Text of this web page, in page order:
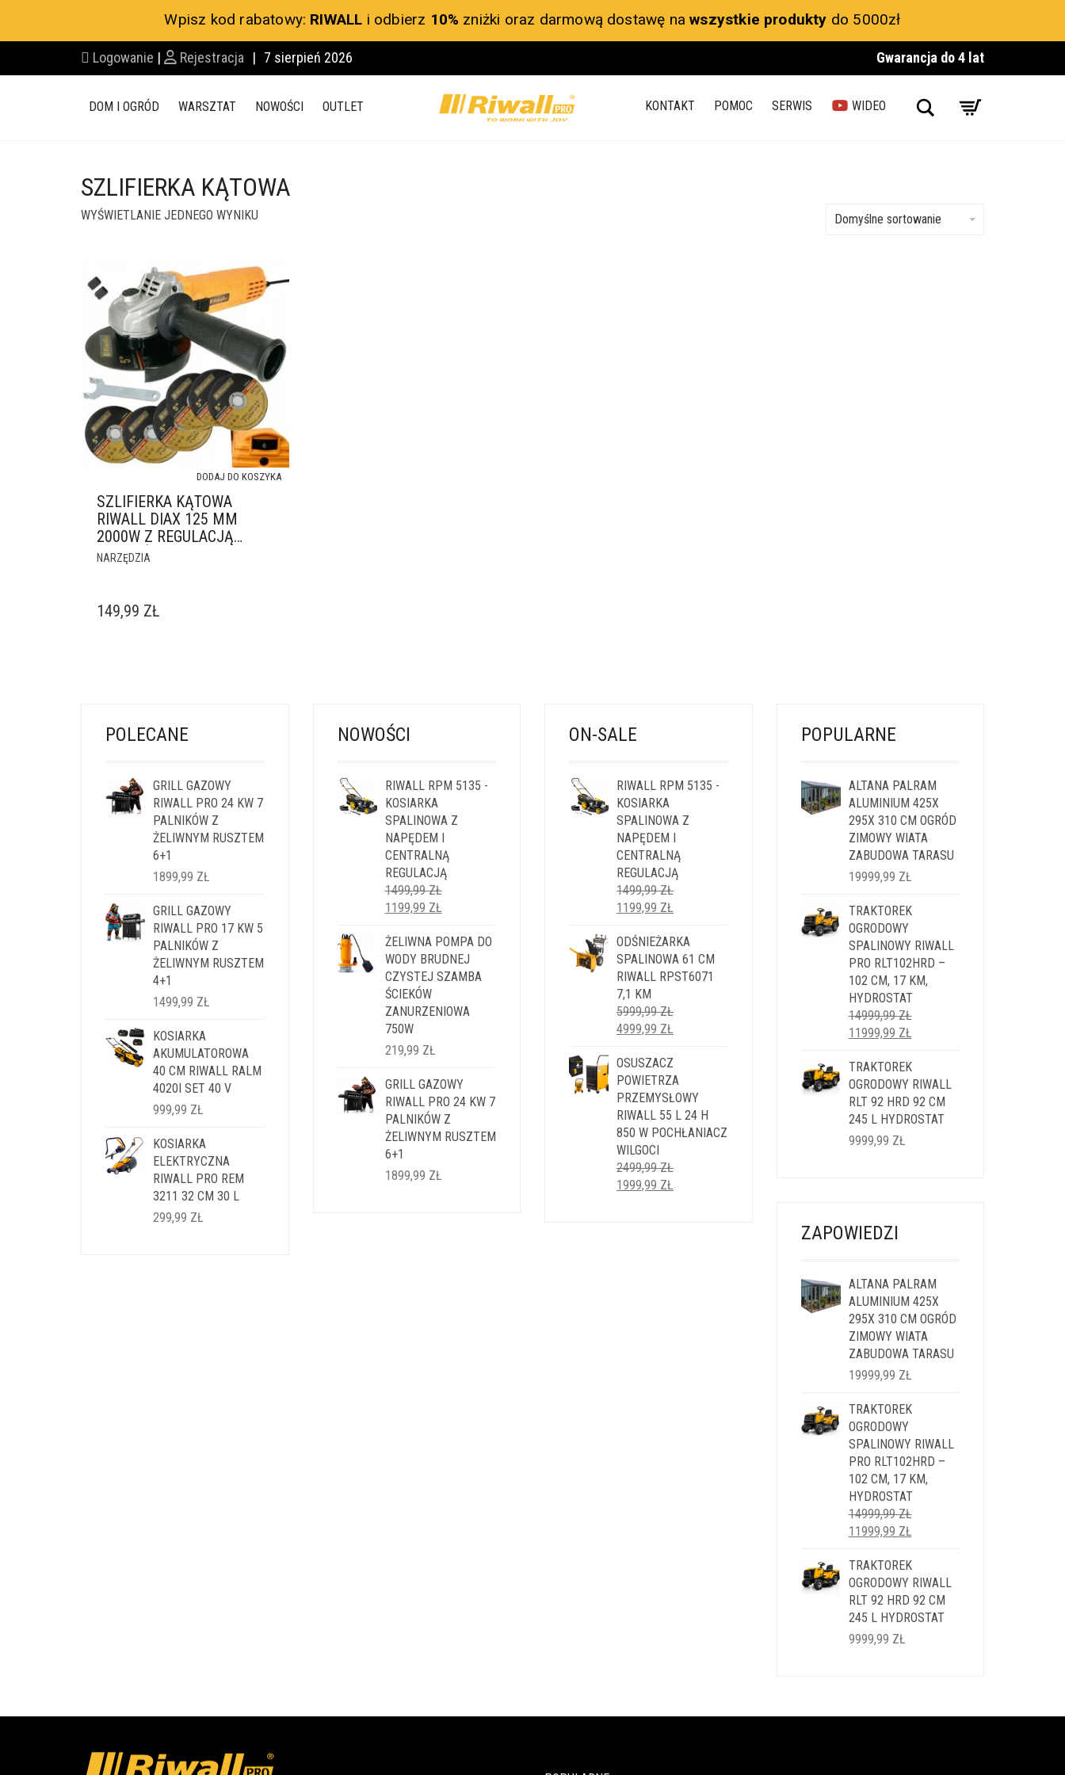
Wpisz kod rabatowy: RIWALL i odbierz 10% zniżki oraz darmową dostawę nawszystkie produkty do 5000zł
Logowanie | Rejestracja | 7 sierpień 2026 Gwarancja do 4 lat
DOM I OGRÓD WARSZTAT NOWOŚCI OUTLET KONTAKT POMOC SERWIS WIDEO Search
SZLIFIERKA KĄTOWA
WYŚWIETLANIE JEDNEGO WYNIKU Domyślne sortowanie
SZLIFIERKA KĄTOWA
RIWALL DIAX 125 MM
2000W Z REGULACJĄ
OBROTÓW
NARZĘDZIA
DODAJ DO KOSZYKA
149,99 ZŁ
POLECANE
GRILL GAZOWY
RIWALL PRO 24 KW 7
PALNIKÓW Z
ŻELIWNYM RUSZTEM
6+1
1899,99 ZŁ
GRILL GAZOWY
RIWALL PRO 17 KW 5
PALNIKÓW Z
ŻELIWNYM RUSZTEM
4+1
1499,99 ZŁ
KOSIARKA
AKUMULATOROWA
40 CM RIWALL RALM
4020I SET 40 V
999,99 ZŁ
KOSIARKA
ELEKTRYCZNA
RIWALL PRO REM
3211 32 CM 30 L
299,99 ZŁ
NOWOŚCI
RIWALL RPM 5135 -
KOSIARKA
SPALINOWA Z
NAPĘDEM I
CENTRALNĄ
REGULACJĄ
1499,99ZŁ
PIERWOTNA
WYNOSIŁA:
1499,99 ZŁ.
1199,99 ZŁ
WYNOSI:
1199,99 ZŁ.
ŻELIWNA POMPA DO
WODY BRUDNEJ
CZYSTEJ SZAMBA
ŚCIEKÓW
ZANURZENIOWA
750W
219,99 ZŁ
GRILL GAZOWY
RIWALL PRO 24 KW 7
PALNIKÓW Z
ŻELIWNYM RUSZTEM
6+1
1899,99 ZŁ
ON-SALE
RIWALL RPM 5135 -
KOSIARKA
SPALINOWA Z
NAPĘDEM I
CENTRALNĄ
REGULACJĄ
1499,99ZŁ
PIERWOTNA
WYNOSIŁA:
1499,99 ZŁ.
1199,99 ZŁ
WYNOSI:
1199,99 ZŁ.
ODŚNIEŻARKA
SPALINOWA 61 CM
RIWALL RPST6071
7,1 KM
5999,99ZŁ
PIERWOTNA
WYNOSIŁA:
5999,99 ZŁ.
4999,99 ZŁ
4999,99 ZŁ.
OSUSZACZ
POWIETRZA
PRZEMYSŁOWY
RIWALL 55 L 24 H
850 W POCHŁANIACZ
WILGOCI
2499,99ZŁ
PIERWOTNA
1999,99 ZŁ
POPULARNE
ALTANA PALRAM
ALUMINIUM 425X
295X 310 CM OGRÓD
ZIMOWY WIATA
ZABUDOWA TARASU
19999,99 ZŁ
TRAKTOREK
OGRODOWY
SPALINOWY RIWALL
PRO RLT102HRD –
102 CM, 17 KM,
HYDROSTAT
14999,99ZŁ
PIERWOTNA
WYNOSIŁA:
14999,99 ZŁ.
11999,99 ZŁ
WYNOSI:
11999,99 ZŁ.
TRAKTOREK
OGRODOWY RIWALL
RLT 92 HRD 92 CM
245 L HYDROSTAT
9999,99 ZŁ
ZAPOWIEDZI
ALTANA PALRAM
ALUMINIUM 425X
295X 310 CM OGRÓD
ZIMOWY WIATA
ZABUDOWA TARASU
19999,99 ZŁ
TRAKTOREK
OGRODOWY
SPALINOWY RIWALL
PRO RLT102HRD –
102 CM, 17 KM,
HYDROSTAT
14999,99ZŁ
PIERWOTNA
WYNOSIŁA:
14999,99 ZŁ.
11999,99 ZŁ
WYNOSI:
11999,99 ZŁ.
TRAKTOREK
OGRODOWY RIWALL
RLT 92 HRD 92 CM
245 L HYDROSTAT
9999,99 ZŁ